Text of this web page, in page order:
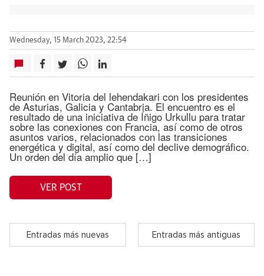
Wednesday, 15 March 2023, 22:54
Reunión en Vitoria del lehendakari con los presidentes
de Asturias, Galicia y Cantabria. El encuentro es el
resultado de una iniciativa de Íñigo Urkullu para tratar
sobre las conexiones con Francia, así como de otros
asuntos varios, relacionados con las transiciones
energética y digital, así como del declive demográfico.
Un orden del día amplio que […]
VER POST
Entradas más nuevas Entradas más antiguas